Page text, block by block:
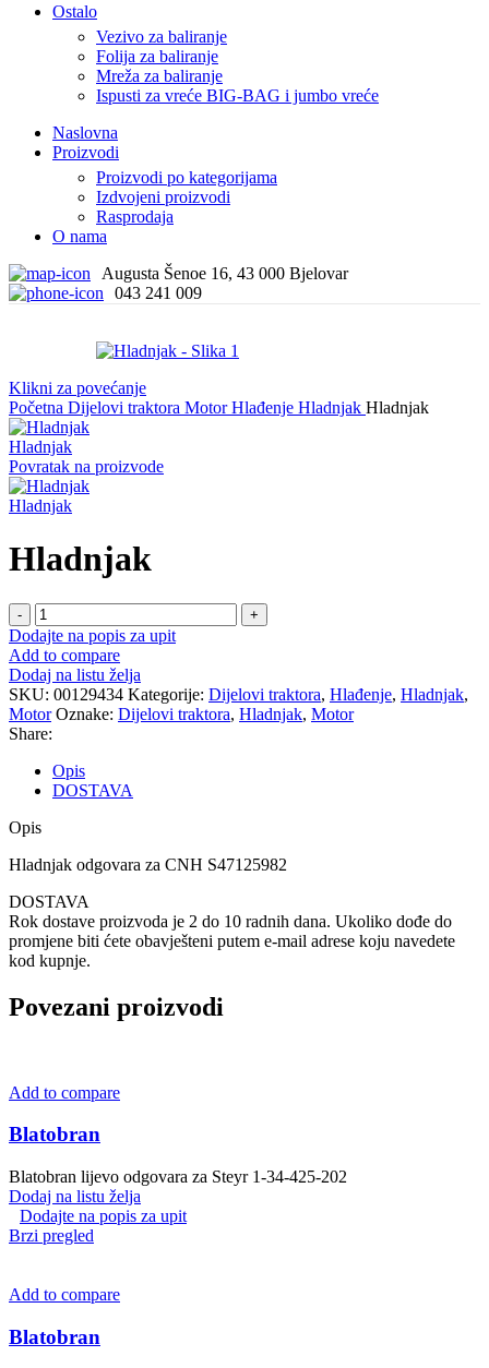
Ostalo
Vezivo za baliranje
Folija za baliranje
Mreža za baliranje
Ispusti za vreće BIG-BAG i jumbo vreće
Naslovna
Proizvodi
Proizvodi po kategorijama
Izdvojeni proizvodi
Rasprodaja
O nama
Augusta Šenoe 16, 43 000 Bjelovar
043 241 009
Klikni za povećanje
Početna Dijelovi traktora MotorHlađenje Hladnjak Hladnjak
Hladnjak
Povratak na proizvode
Hladnjak
Hladnjak
Hladnjak
količina
Dodajte na popis za upit
Add to compare
Dodaj na listu želja
SKU: 00129434 Kategorije: Dijelovi traktora, Hlađenje, Hladnjak,
Motor Oznake: Dijelovi traktora, Hladnjak, Motor
Share:
Opis
DOSTAVA
Opis
Hladnjak odgovara za CNH S47125982
DOSTAVA
Rok dostave proizvoda je 2 do 10 radnih dana. Ukoliko dođe do
promjene biti ćete obavješteni putem e-mail adrese koju navedete
kod kupnje.
Povezani proizvodi
Add to compare
Blatobran
Blatobran lijevo odgovara za Steyr 1-34-425-202
Dodaj na listu želja
Dodajte na popis za upit
Brzi pregled
Add to compare
Blatobran